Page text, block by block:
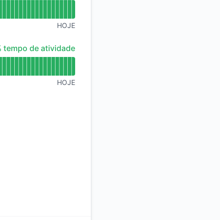
HOJE
tempo de atividade
tempo de atividade
HOJE